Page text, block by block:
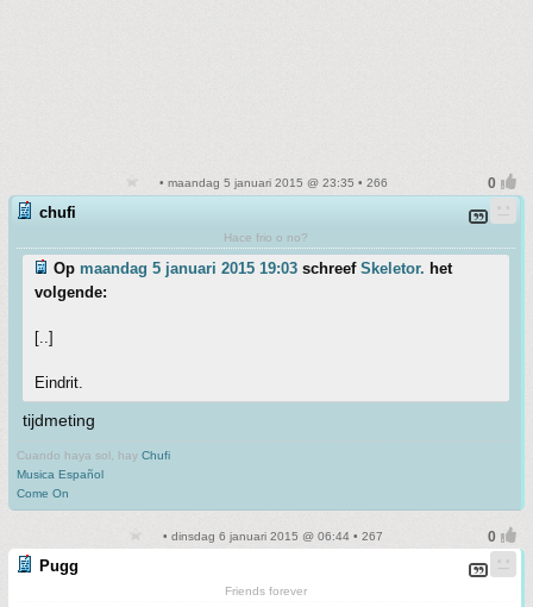
• maandag 5 januari 2015 @ 23:35 • 266
chufi
Hace frio o no?
Op maandag 5 januari 2015 19:03 schreef Skeletor. het
volgende:
[..]
Eindrit.
tijdmeting
Cuando haya sol, hay Chufi
Musica Español
Come On
• dinsdag 6 januari 2015 @ 06:44 • 267
Pugg
Friends forever